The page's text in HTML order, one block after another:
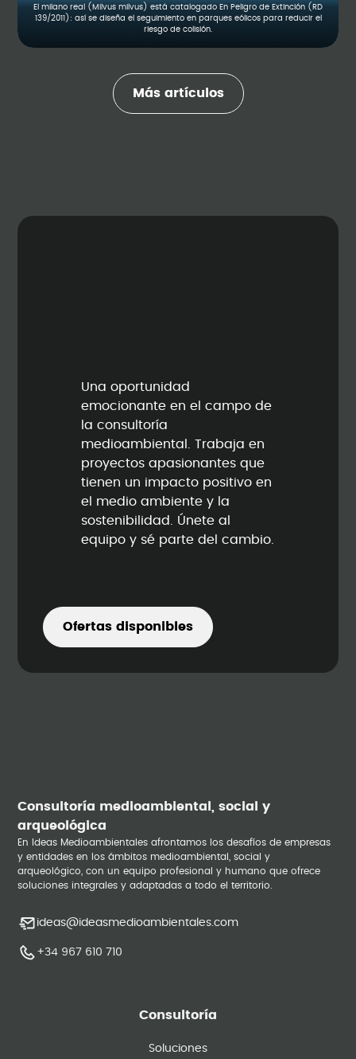
El milano real (Milvus milvus) está catalogado En Peligro de Extinción (RD
139/2011): así se diseña el seguimiento en parques eólicos para reducir el
riesgo de colisión.
Más artículos
Una oportunidad
emocionante en el campo de
la consultoría
medioambiental. Trabaja en
proyectos apasionantes que
tienen un impacto positivo en
el medio ambiente y la
sostenibilidad. Únete al
equipo y sé parte del cambio.
Ofertas disponibles
Consultoría medioambiental, social y
arqueológica
En Ideas Medioambientales afrontamos los desafíos de empresas
y entidades en los ámbitos medioambiental, social y
arqueológico, con un equipo profesional y humano que ofrece
soluciones integrales y adaptadas a todo el territorio.
ideas@ideasmedioambientales.com
+34 967 610 710
Consultoría
Soluciones